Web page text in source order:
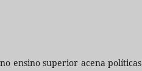
ensino superior acena políticas